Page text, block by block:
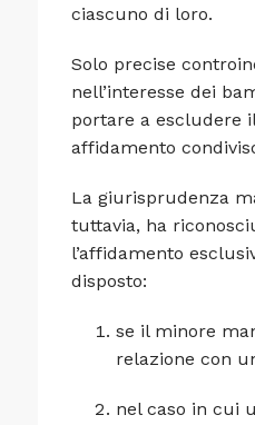
ciascuno di loro.
Solo precise
nell’interesse dei
portare a escludere
affidamento
La giurisprudenza
tuttavia, ha
l’affidamento
disposto:
se il minore
relazione con
nel caso in cui